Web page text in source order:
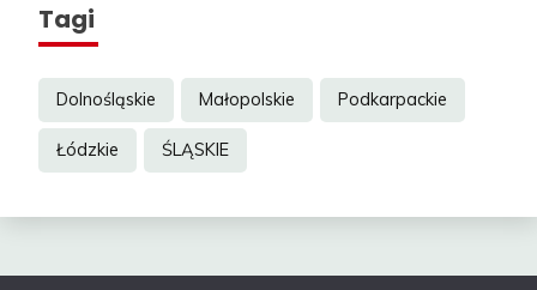
Tagi
Dolnośląskie Małopolskie Podkarpackie
Łódzkie ŚLĄSKIE